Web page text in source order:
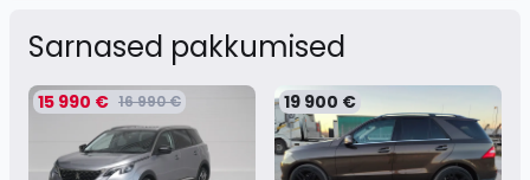
Sarnased pakkumised
15 990 € 16 990 € 19 900 €